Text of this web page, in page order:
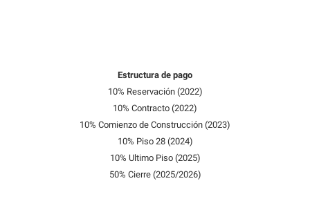
Estructura de pago
10% Reservación (2022)
10% Contracto (2022)
10% Comienzo de Construcción (2023)
10% Piso 28 (2024)
10% Ultimo Piso (2025)
50% Cierre (2025/2026)